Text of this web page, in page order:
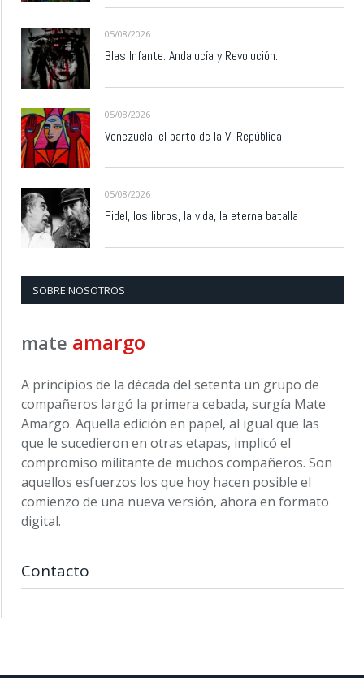
05/08/2026
Blas Infante: Andalucía y Revolución.
05/08/2026
Venezuela: el parto de la VI República
05/08/2026
Fidel, los libros, la vida, la eterna batalla
SOBRE NOSOTROS
mate amargo
A principios de la década del setenta un grupo de
compañeros largó la primera cebada, surgía Mate
Amargo. Aquella edición en papel, al igual que las
que le sucedieron en otras etapas, implicó el
compromiso militante de muchos compañeros. Son
aquellos esfuerzos los que hoy hacen posible el
comienzo de una nueva versión, ahora en formato
digital.
Contacto